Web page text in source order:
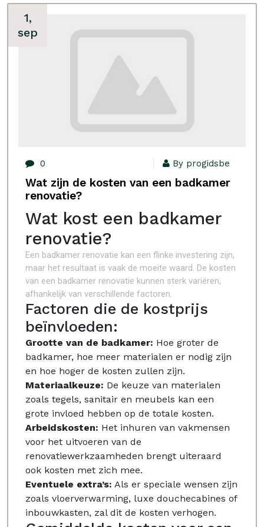
1,
sep
0 By progidsbe
Wat zijn de kosten van een badkamer
renovatie?
Wat kost een badkamer
renovatie?
Een badkamer renovatie kan een flinke investering zijn,
maar het resultaat is vaak de moeite waard. De kosten
van een badkamer renovatie kunnen sterk variëren,
afhankelijk van verschillende factoren.
Factoren die de kostprijs
beïnvloeden:
Grootte van de badkamer: Hoe groter de
badkamer, hoe meer materialen er nodig zijn
en hoe hoger de kosten zullen zijn.
Materiaalkeuze: De keuze van materialen
zoals tegels, sanitair en meubels kan een
grote invloed hebben op de totale kosten.
Arbeidskosten: Het inhuren van vakmensen
voor het uitvoeren van de
renovatiewerkzaamheden brengt uiteraard
ook kosten met zich mee.
Eventuele extra’s: Als er speciale wensen zijn
zoals vloerverwarming, luxe douchecabines of
inbouwkasten, zal dit de kosten verhogen.